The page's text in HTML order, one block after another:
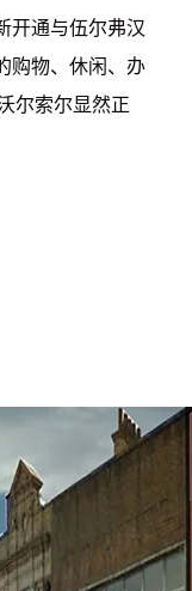
开通与伍尔弗汉
购物、休闲、办
尔索尔显然正